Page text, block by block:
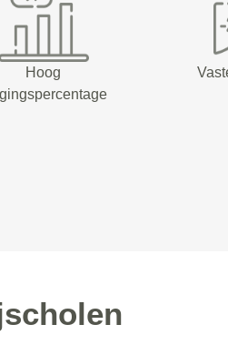
Hoog